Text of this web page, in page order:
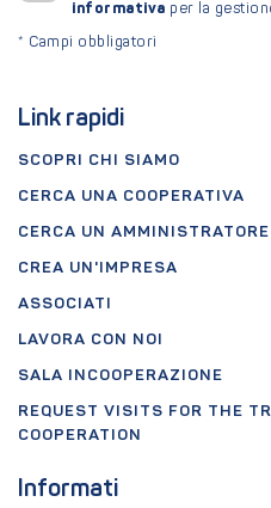
Link rapidi
SCOPRI CHI SIAMO
CERCA UNA COOPERATIVA
CERCA UN AMMINISTRATORE
CREA UN'IMPRESA
ASSOCIATI
LAVORA CON NOI
SALA INCOOPERAZIONE
REQUEST VISITS FOR THE
COOPERATION
Informati
informativa per la
* Campi obbligatori